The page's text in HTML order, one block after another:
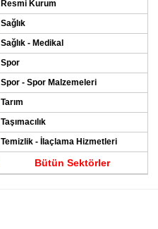
Resmi Kurum
Sağlık
Sağlık - Medikal
Spor
Spor - Spor Malzemeleri
Tarım
Taşımacılık
Temizlik - İlaçlama Hizmetleri
Bütün Sektörler